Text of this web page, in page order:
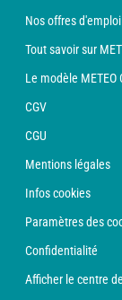
Nos offres d'emploi
Tout savoir sur
Le modèle METEO
CGV
CGU
Mentions légales
Infos cookies
Paramètres des
Confidentialité
Afficher le centre